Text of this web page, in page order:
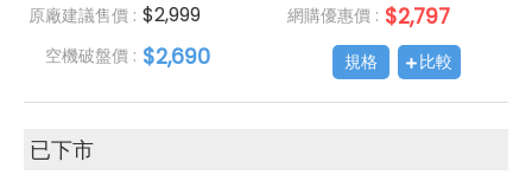
原廠建議售價 : $2,999 網購優惠價 : $2,797
空機破盤價 : $2,690 規格 比較
已下市